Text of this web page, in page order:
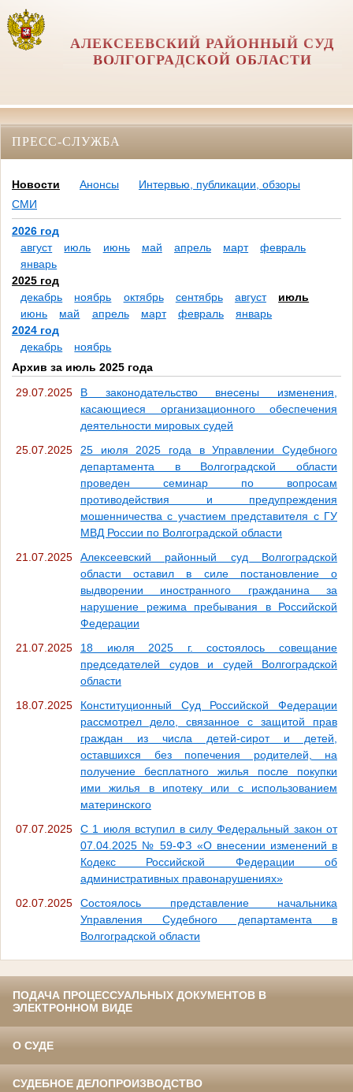
АЛЕКСЕЕВСКИЙ РАЙОННЫЙ СУД
ВОЛГОГРАДСКОЙ ОБЛАСТИ
ПРЕСС-СЛУЖБА
Новости Анонсы
Интервью, публикации, обзоры
СМИ
2026 год
август
июль июнь май апрель март
февраль
январь
2025 год
декабрь
ноябрь октябрь сентябрь август
июль
июнь
май апрель март февраль
январь
2024 год
декабрь
ноябрь
Архив за июль 2025 года
29.07.2025
В законодательство внесены изменения,
касающиеся организационного обеспечения
деятельности мировых судей
25.07.2025
25 июля 2025 года в Управлении Судебного
департамента в Волгоградской области
проведен семинар по вопросам
противодействия и предупреждения
мошенничества с участием представителя с ГУ
МВД России по Волгоградской области
21.07.2025
Алексеевский районный суд Волгоградской
области оставил в силе постановление о
выдворении иностранного гражданина за
нарушение режима пребывания в Российской
Федерации
21.07.2025
18 июля 2025 г. состоялось совещание
председателей судов и судей Волгоградской
области
18.07.2025
Конституционный Суд Российской Федерации
рассмотрел дело, связанное с защитой прав
граждан из числа детей-сирот и детей,
оставшихся без попечения родителей, на
получение бесплатного жилья после покупки
ими жилья в ипотеку или с использованием
материнского
07.07.2025
С 1 июля вступил в силу Федеральный закон от
07.04.2025 № 59-ФЗ «О внесении изменений в
Кодекс Российской Федерации об
административных правонарушениях»
02.07.2025
Состоялось представление начальника
Управления Судебного департамента в
Волгоградской области
ПОДАЧА ПРОЦЕССУАЛЬНЫХ ДОКУМЕНТОВ В
ЭЛЕКТРОННОМ ВИДЕ
О СУДЕ
СУДЕБНОЕ ДЕЛОПРОИЗВОДСТВО